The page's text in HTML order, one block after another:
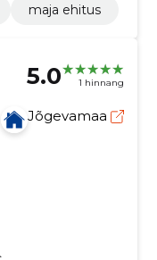
maja ehitus
5.0 1 hinnang
Jõgevamaa